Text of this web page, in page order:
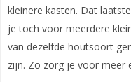
kleinere kasten. Dat
je toch voor meerdere
van dezelfde houtsoort
zijn. Zo zorg je voor meer